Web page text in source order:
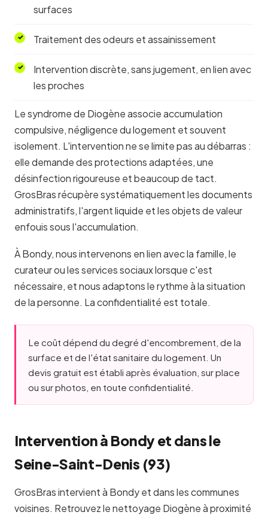
surfaces
Traitement des odeurs et assainissement
Intervention discrète, sans jugement, en lien avec
les proches
Le syndrome de Diogène associe accumulation
compulsive, négligence du logement et souvent
isolement. L'intervention ne se limite pas au débarras :
elle demande des protections adaptées, une
désinfection rigoureuse et beaucoup de tact.
GrosBras récupère systématiquement les documents
administratifs, l'argent liquide et les objets de valeur
enfouis sous l'accumulation.
À Bondy, nous intervenons en lien avec la famille, le
curateur ou les services sociaux lorsque c'est
nécessaire, et nous adaptons le rythme à la situation
de la personne. La confidentialité est totale.
Le coût dépend du degré d'encombrement, de la
surface et de l'état sanitaire du logement. Un
devis gratuit est établi après évaluation, sur place
ou sur photos, en toute confidentialité.
Intervention à Bondy et dans le
Seine-Saint-Denis (93)
GrosBras intervient à Bondy et dans les communes
voisines. Retrouvez le nettoyage Diogène à proximité